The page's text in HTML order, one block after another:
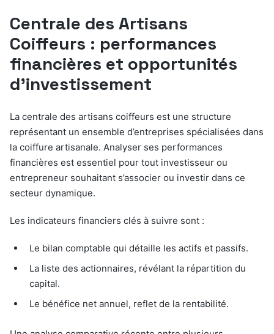
Centrale des Artisans
Coiffeurs : performances
financières et opportunités
d’investissement
La centrale des artisans coiffeurs est une structure
représentant un ensemble d’entreprises spécialisées dans
la coiffure artisanale. Analyser ses performances
financières est essentiel pour tout investisseur ou
entrepreneur souhaitant s’associer ou investir dans ce
secteur dynamique.
Les indicateurs financiers clés à suivre sont :
Le bilan comptable qui détaille les actifs et passifs.
La liste des actionnaires, révélant la répartition du
capital.
Le bénéfice net annuel, reflet de la rentabilité.